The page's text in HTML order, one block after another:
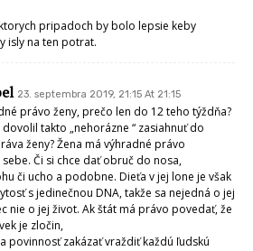
pripadoch by bolo lepsie keby
isly na ten potrat.
23. septembra 2019, 21:15 At 21:15
právo ženy, prečo len do 12 teho týždňa?
takto „nehorázne “ zasiahnuť do
ženy? Žena má výhradné právo
Či si chce dať obruč do nosa,
či ucho a podobne. Dieťa v jej lone je však
s jedinečnou DNA, takže sa nejedná o jej
nie o jej život. Ak štát má právo povedať, že
je zločin,
povinnosť zakázať vraždiť každú ľudskú